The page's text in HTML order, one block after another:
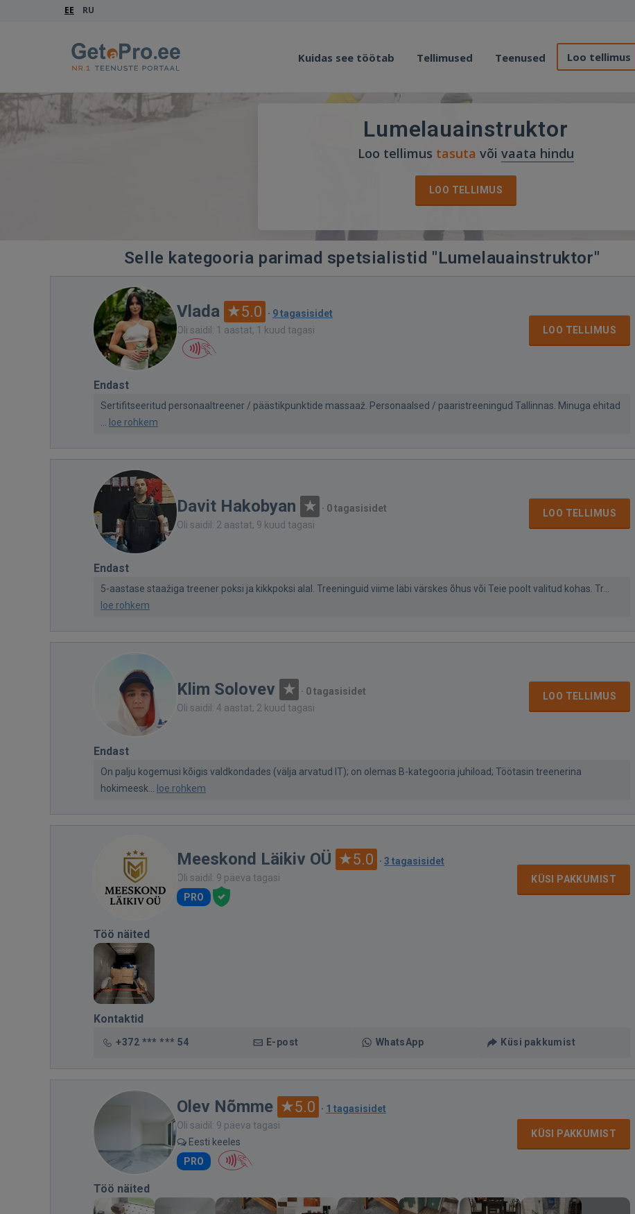
EE RU
Kuidas see töötab Tellimused Teenused Loo tellimus
Lumelauainstruktor
Loo tellimus tasuta või vaata hindu
LOO TELLIMUS
Selle kategooria parimad spetsialistid "Lumelauainstruktor"
Vlada 5.0 · 9 tagasisidet
Oli saidil: 1 aastat, 1 kuud tagasi
LOO TELLIMUS
Endast
Sertifitseeritud personaaltreener / päästikpunktide massaaž. Personaalsed / paaristreeningud Tallinnas. Minuga ehitad
loe rohkem
Davit Hakobyan · 0 tagasisidet
Oli saidil: 2 aastat, 9 kuud tagasi
LOO TELLIMUS
Endast
5-aastase staažiga treener poksi ja kikkpoksi alal. Treeninguid viime läbi värskes õhus või Teie poolt valitud kohas. Tr...
loe rohkem
Klim Solovev · 0 tagasisidet
Oli saidil: 4 aastat, 2 kuud tagasi
LOO TELLIMUS
Endast
On palju kogemusi kõigis valdkondades (välja arvatud IT); on olemas B-kategooria juhiload; Töötasin treenerina
hokimeesk...
loe rohkem
Meeskond Läikiv OÜ 5.0 · 3 tagasisidet
Oli saidil: 9 päeva tagasi
PRO
KÜSI PAKKUMIST
Töö näited
Kontaktid
+372 *** *** 54 E-post WhatsApp Küsi pakkumist
Olev Nõmme 5.0 · 1 tagasisidet
Oli saidil: 9 päeva tagasi
Eesti keeles
PRO
KÜSI PAKKUMIST
Töö näited